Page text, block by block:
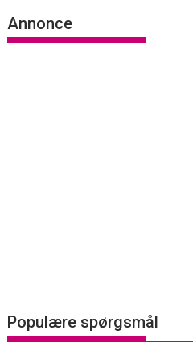
Annonce
Populære spørgsmål